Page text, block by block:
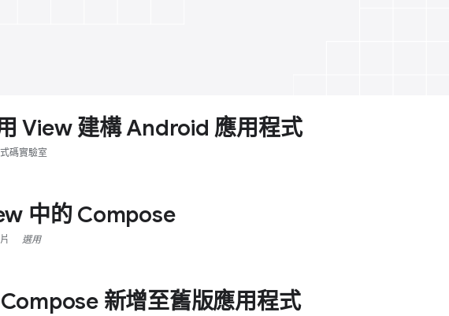
View 建構 Android 應用程式
碼實驗室
中的 Compose
選用
新增至舊版應用程式